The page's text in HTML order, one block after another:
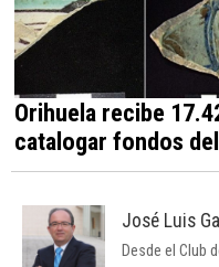
Orihuela recibe
catalogar fondos
José Luis
Desde el Club